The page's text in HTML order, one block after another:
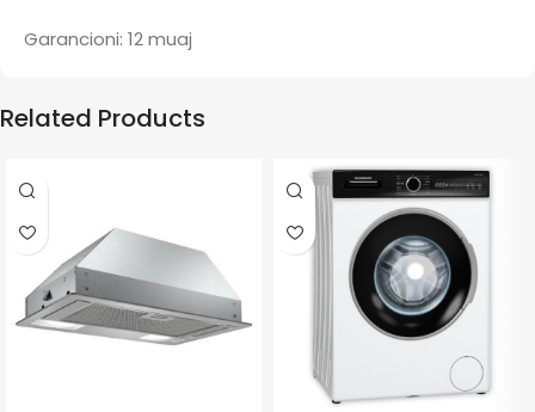
Garancioni: 12 muaj
Related Products